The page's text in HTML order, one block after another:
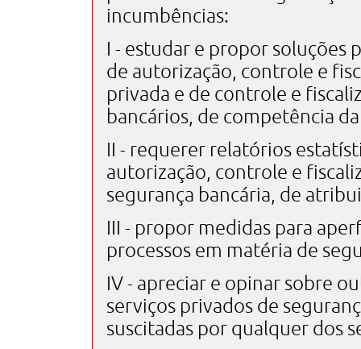
incumbências:
I - estudar e propor soluções
de autorização, controle e
privada e de controle e
bancários, de competência
II - requerer relatórios
autorização, controle e
segurança bancária, de
III - propor medidas para
processos em matéria de
IV - apreciar e opinar sobre
serviços privados de
suscitadas por qualquer dos